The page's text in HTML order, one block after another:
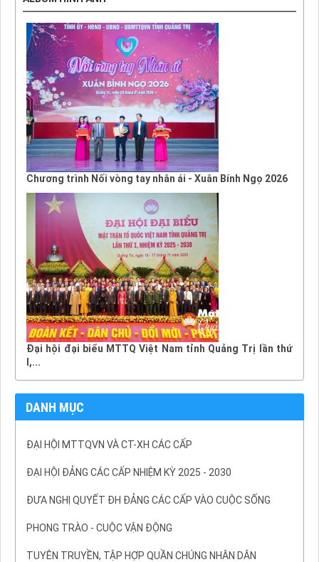
Chương trình Nối vòng tay nhân ái - Xuân Bính Ngọ 2026
Đại hội đại biểu MTTQ Việt Nam tỉnh Quảng Trị lần thứ
I,...
DANH MỤC
ĐẠI HỘI MTTQVN VÀ CT-XH CÁC CẤP
ĐẠI HỘI ĐẢNG CÁC CẤP NHIỆM KỲ 2025 - 2030
ĐƯA NGHỊ QUYẾT ĐH ĐẢNG CÁC CẤP VÀO CUỘC SỐNG
PHONG TRÀO - CUỘC VẬN ĐỘNG
TUYÊN TRUYỀN, TẬP HỢP QUẦN CHÚNG NHÂN DÂN